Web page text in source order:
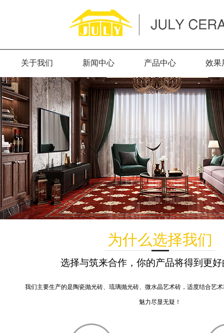
关于我们 新闻中心 产品中心 效果
为什么选择我们
选择与筑来合作，你的产品将得到更
我们主要生产的是陶瓷抛光砖、琉璃抛光砖、微水晶艺术砖，适度结合艺
魅力尽显无疑！